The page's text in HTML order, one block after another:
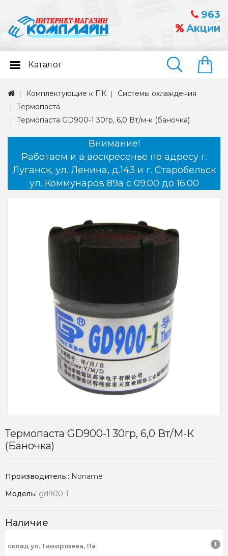
963
Акции
Найти
Каталог
Комплектующие к ПК
Системы охлаждения
Термопаста
Термопаста GD900-1 30гр, 6,0 Вт/м-к (баночка)
Внимание!
Работаем и в воскресенье по адресу г.
Луганск, ул. Ленина, д.143 и г. Старобельск
ул. Коммунаров 89а с 09:00 до 16:00
Термопаста GD900-1 30гр, 6,0 Вт/м-К
(баночка)
Производитель:: Noname
Модель: gd900-1
Наличие
склад ул. Тимирязева, 11а 1